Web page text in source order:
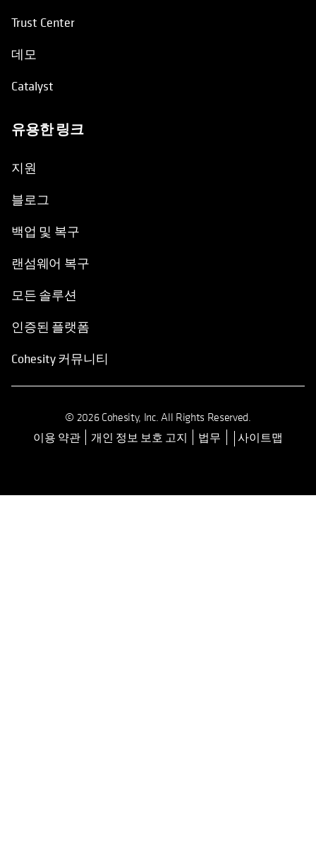
Trust Center
데모
Catalyst
유용한 링크
지원
블로그
백업 및 복구
랜섬웨어 복구
모든 솔루션
인증된 플랫폼
Cohesity 커뮤니티
© 2026 Cohesity, Inc. All Rights Reserved.
이용 약관 opens in a new tab
개인 정보 보호 고지 법무 사이트맵